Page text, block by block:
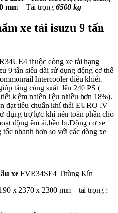
mm – Tải trọng 6500 kg
xe tải isuzu 9 tấn
thuộc dòng xe tải hạng
9 tấn siêu dài sử dụng động cơ thế
Intercooler điều khiển
tăng công suất lên 240 PS (
kiệm nhiên liệu nhiều hơn 18%).
đạt tiêu chuẩn khí thải EURO IV
dụng trợ lực khí nén toàn phần cho
động êm ái,bền bỉ.Động cơ xe
tốc nhanh hơn so với các dòng xe
xe FVR34SE4 Thùng Kín
x 2370 x 2300 mm – tải trọng :